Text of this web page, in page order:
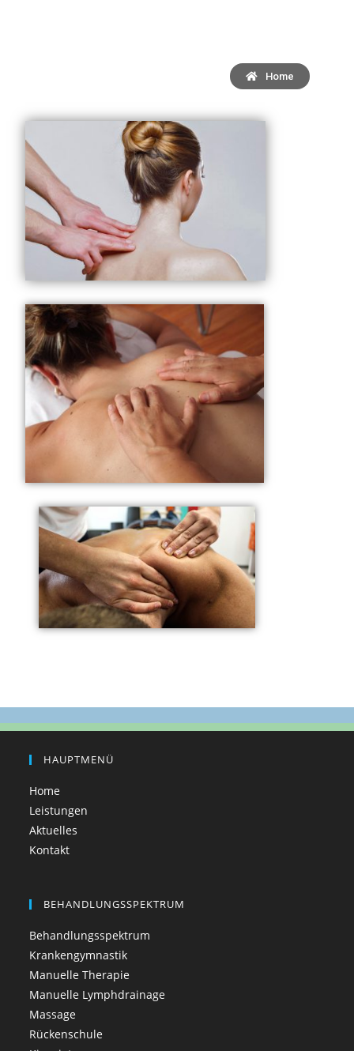
Home
HAUPTMENÜ
Home
Leistungen
Aktuelles
Kontakt
BEHANDLUNGSSPEKTRUM
Behandlungsspektrum
Krankengymnastik
Manuelle Therapie
Manuelle Lymphdrainage
Massage
Rückenschule